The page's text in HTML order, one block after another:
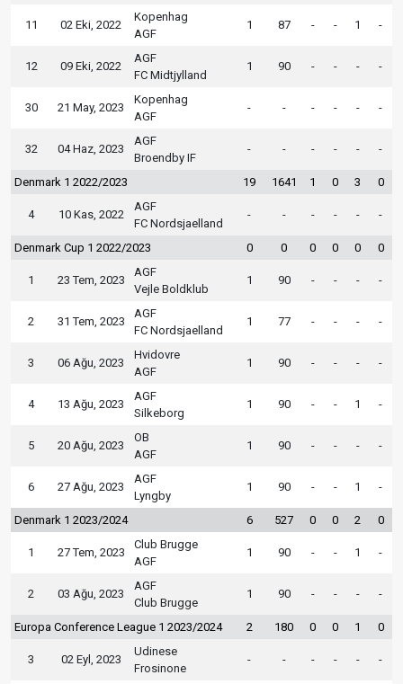
11 02 Eki, 2022
Kopenhag
AGF
1 87 - - 1 -
12 09 Eki, 2022
AGF
FC Midtjylland
1 90 - - - -
30 21 May, 2023
Kopenhag
AGF
- - - - - -
32 04 Haz, 2023
AGF
Broendby IF
- - - - - -
Denmark 1 2022/2023 19 1641 1 0 3 0
4 10 Kas, 2022
AGF
FC Nordsjaelland
- - - - - -
Denmark Cup 1 2022/2023 0 0 0 0 0 0
1 23 Tem, 2023
AGF
Vejle Boldklub
1 90 - - - -
2 31 Tem, 2023
AGF
FC Nordsjaelland
1 77 - - - -
3 06 Ağu, 2023
Hvidovre
AGF
1 90 - - - -
4 13 Ağu, 2023
AGF
Silkeborg
1 90 - - 1 -
5 20 Ağu, 2023
OB
AGF
1 90 - - - -
6 27 Ağu, 2023
AGF
Lyngby
1 90 - - 1 -
Denmark 1 2023/2024 6 527 0 0 2 0
1 27 Tem, 2023
Club Brugge
AGF
1 90 - - 1 -
2 03 Ağu, 2023
AGF
Club Brugge
1 90 - - - -
Europa Conference League 1 2023/2024 2 180 0 0 1 0
3 02 Eyl, 2023
Udinese
Frosinone
- - - - - -